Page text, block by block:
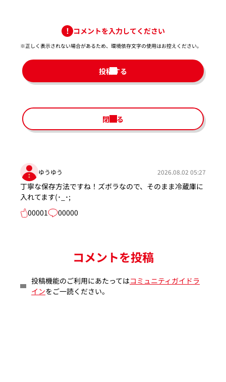
コメントを入力してください
※正しく表示されない場合があるため、環境依存文字の使用はお控えください。​
投稿する
閉じる
ゆうゆう 2026.08.02 05:27
丁寧な保存方法ですね！ズボラなので、そのまま冷蔵庫に
入れてます(･_･;
00001
00000
コメントを投稿
投稿機能のご利用にあたってはコミュニティガイドラ
インをご一読ください。